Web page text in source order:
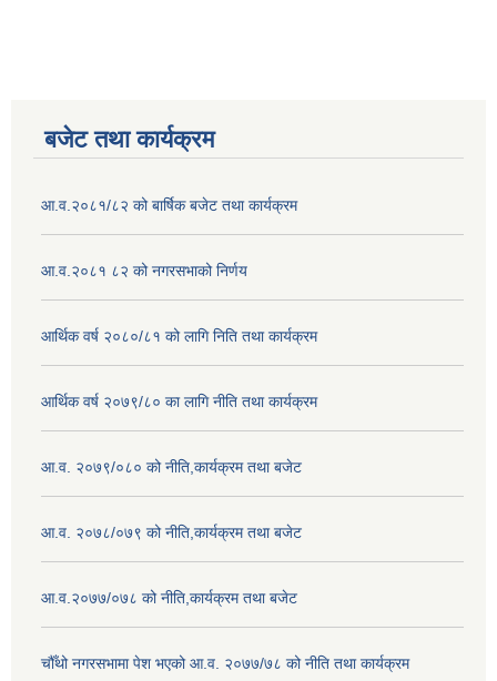
बजेट तथा कार्यक्रम
आ.व.२०८१/८२ को बार्षिक बजेट तथा कार्यक्रम
आ.व.२०८१ ८२ को नगरसभाको निर्णय
आर्थिक वर्ष २०८०/८१ को लागि निति तथा कार्यक्रम
आर्थिक वर्ष २०७९/८० का लागि नीति तथा कार्यक्रम
आ.व. २०७९/०८० को नीति,कार्यक्रम तथा बजेट
आ.व. २०७८/०७९ को नीति,कार्यक्रम तथा बजेट
आ.व.२०७७/०७८ को नीति,कार्यक्रम तथा बजेट
चौँथो नगरसभामा पेश भएको आ.व. २०७७/७८ को नीति तथा कार्यक्रम